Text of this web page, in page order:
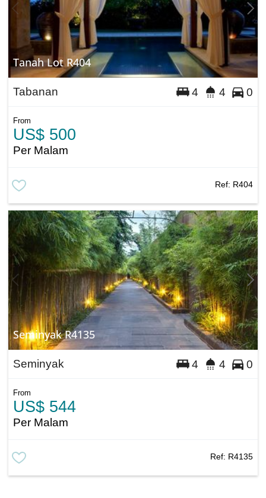
Tanah Lot R404
Tabanan 4 4 0
From
US$ 500
Per Malam
Ref: R404
Seminyak R4135
Seminyak 4 4 0
From
US$ 544
Per Malam
Ref: R4135